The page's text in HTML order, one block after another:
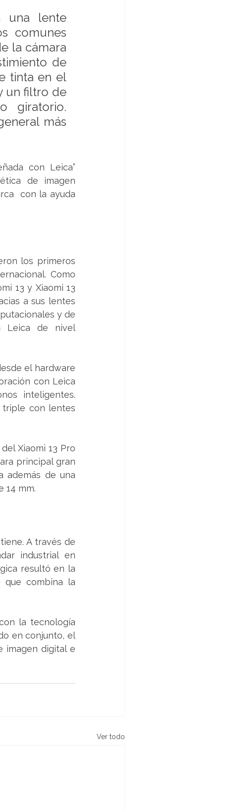
una lente
comunes
la cámara
de
tinta en el
un filtro de
giratorio.
más
con Leica”
de imagen
con la ayuda
los primeros
Como
13 y Xiaomi 13
a sus lentes
y de
Leica de nivel
el hardware
con Leica
inteligentes.
triple con lentes
Xiaomi 13 Pro
principal gran
además de una
14 mm.
A través de
industrial en
resultó en la
que combina la
la tecnología
en conjunto, el
imagen digital e
Ver todo